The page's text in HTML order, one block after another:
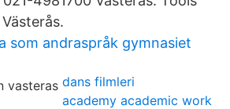
som andraspråk gymnasiet
dans filmleri
academy academic work